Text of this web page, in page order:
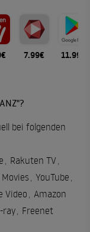
7.99€ 11.99€
bei folgenden
Rakuten TV
Movies YouTube
Video
Amazon
ray Freenet